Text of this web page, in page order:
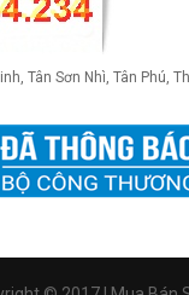
Tân Sơn Nhì, Tân Phú,